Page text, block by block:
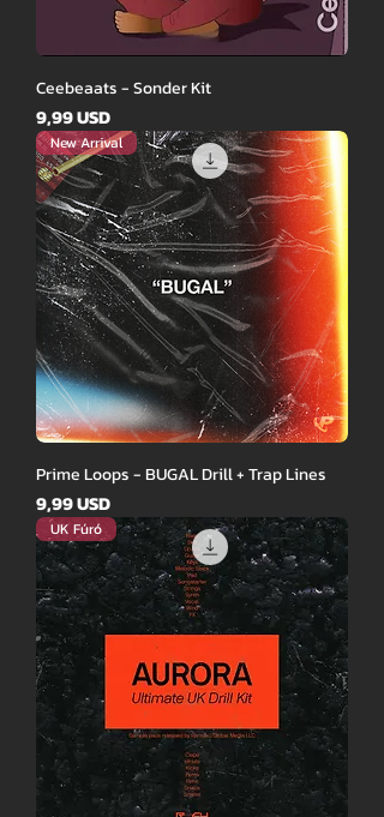
Ceebeaats - Sonder Kit
Ár
9,99 USD
New Arrival
Prime Loops - BUGAL Drill + Trap Lines
Ár
9,99 USD
UK Fúró